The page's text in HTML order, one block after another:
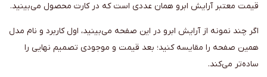
قیمت معتبر آرایش ابرو همان عددی است که در کارت محصول می‌بینید.
اگر چند نمونه از آرایش ابرو در این صفحه می‌بینید، اول کاربرد و نام مدل
همین صفحه را مقایسه کنید؛ بعد قیمت و موجودی تصمیم نهایی را
ساده‌تر می‌کند.